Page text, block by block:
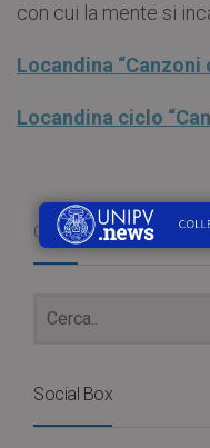
con cui la mente si
Locandina “Canzoni
Locandina ciclo
Cerca
Social Box